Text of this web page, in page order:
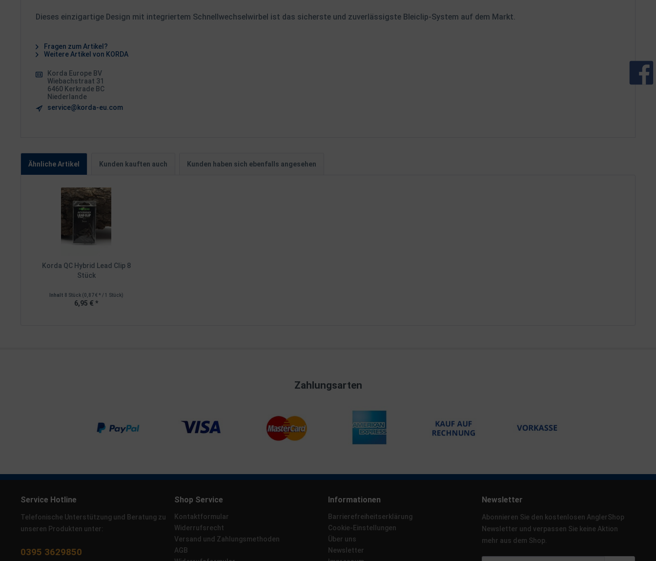
Dieses einzigartige Design mit integriertem Schnellwechselwirbel ist das sicherste und zuverlässigste Bleiclip-System auf dem Markt.
Fragen zum Artikel?
Weitere Artikel von KORDA
Korda Europe BV
Wiebachstraat 31
6460 Kerkrade BC
Niederlande
service@korda-eu.com
Ähnliche Artikel Kunden kauften auch Kunden haben sich ebenfalls angesehen
Korda QC Hybrid Lead Clip 8
Stück
Inhalt 8 Stück (0,87 € * / 1 Stück)
6,95 € *
Zahlungsarten
Service Hotline
Telefonische Unterstützung und Beratung zu
unseren Produkten unter:
0395 3629850
Shop Service
Kontaktformular
Widerrufsrecht
Versand und Zahlungsmethoden
AGB
Informationen
Barrierefreiheitserklärung
Cookie-Einstellungen
Über uns
Newsletter
Newsletter
Abonnieren Sie den kostenlosen AnglerShop
Newsletter und verpassen Sie keine Aktion
mehr aus dem Shop.